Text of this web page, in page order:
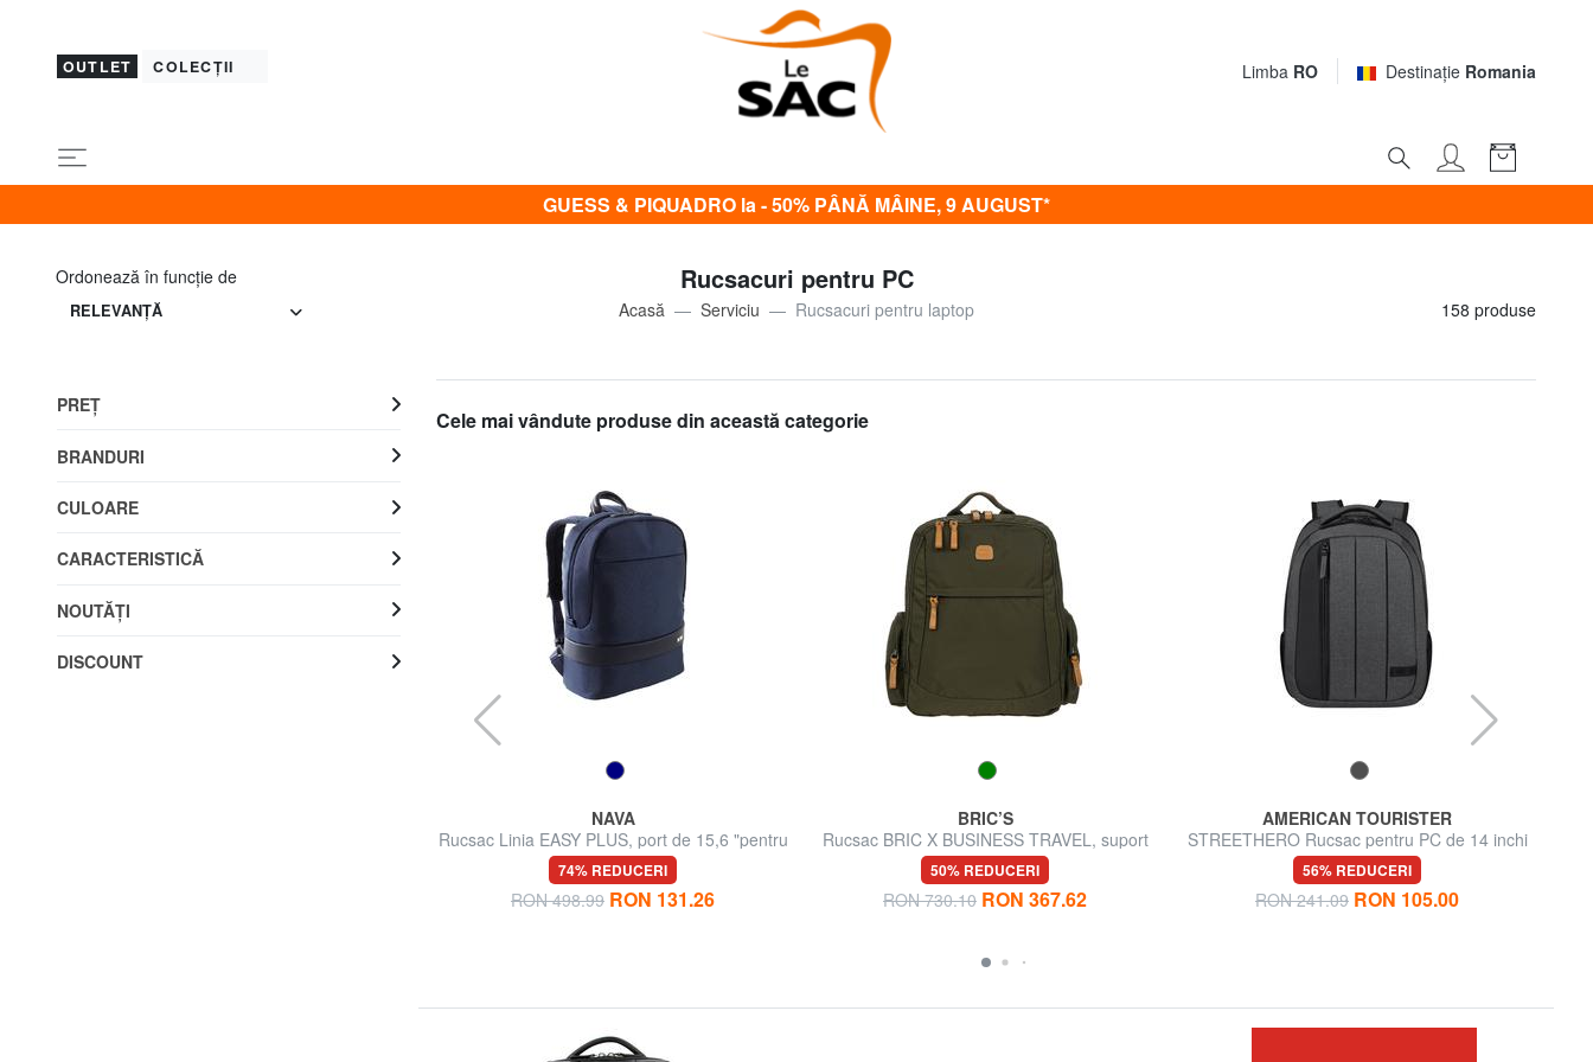
OUTLET COLECȚII Limba RO Destinaţie Romania
GUESS & PIQUADRO la - 50% PÂNĂ MÂINE, 9 AUGUST*
Ordonează în funcţie de
RELEVANŢĂ
Rucsacuri pentru PC
Acasă Serviciu Rucsacuri pentru laptop 158 produse
Cele mai vândute produse din această categorie
NAVA
Rucsac Linia EASY PLUS, port de 15,6 "pentru
PC
74% REDUCERI
RON 498.99 RON 131.26
BRIC’S
Rucsac BRIC X BUSINESS TRAVEL, suport
pentru computer 15 "
50% REDUCERI
RON 730.10 RON 367.62
AMERICAN TOURISTER
STREETHERO Rucsac pentru PC de 14 inchi
56% REDUCERI
RON 241.09 RON 105.00
PREŢ
BRANDURI
CULOARE
CARACTERISTICĂ
NOUTĂŢI
DISCOUNT